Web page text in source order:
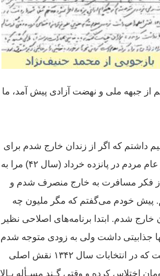
اول بهمن ۱۳۴۱ برای ملیون اعم از جبهه ملی و نهضت آزادی پیش آمد، ما
چندین ماه اول تصمیم داشتم که اگر از زندان خارج شدم برای
تحصیل به اروپا یا آمریکا بروم و در ایران نباشم ولی کشتار عام مردم در پانزده خرداد (سال ۴۲) مرا به
از فکر مسافرت به خارج منصرف شدم و
پیش خودم می‌گفتم که مگر ملیون چه
می‌دهند٬ بالاخره از زندان خارج شدم. ابتدا برنامه‌های اصلاحی نظیر
جذابیتی داشت ولی به زودی متوجه شدم
که هیچ کدام از این برنامه‌ها اجرا نمی‌شود؛ مثلاً شهردار وقت که در انتخابات سال ۱۳۴۲ نقش اصلی
اختلاس کرده و وقتی گـند مسـأله بـالا